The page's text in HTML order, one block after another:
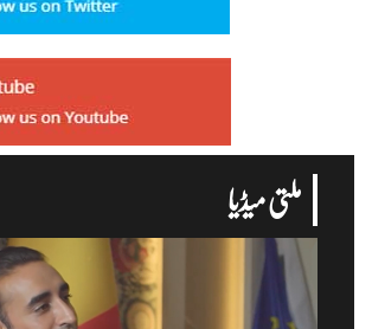
ملتی میڈیا